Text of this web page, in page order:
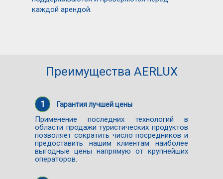
каждой арендой.
Преимущества AERLUX
1 Гарантия лучшей цены
Применение последних технологий в
области продажи туристических продуктов
позволяет сократить число посредников и
предоставить нашим клиентам наиболее
выгодные цены напрямую от крупнейших
операторов.